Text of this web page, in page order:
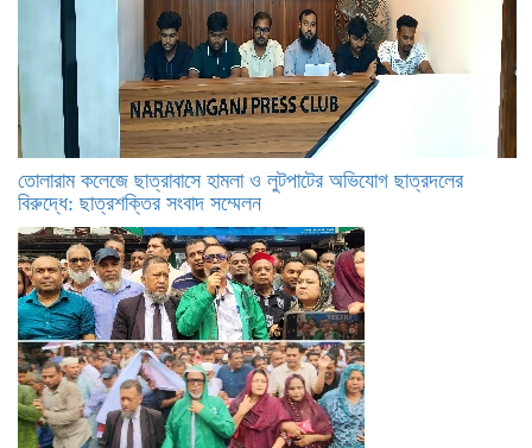
তোলারাম কলেজে ছাত্রাবাসে হামলা ও লুটপাটের অভিযোগ ছাত্রদলের
বিরুদ্ধে: ছাত্রশক্তির সংবাদ সম্মেলন